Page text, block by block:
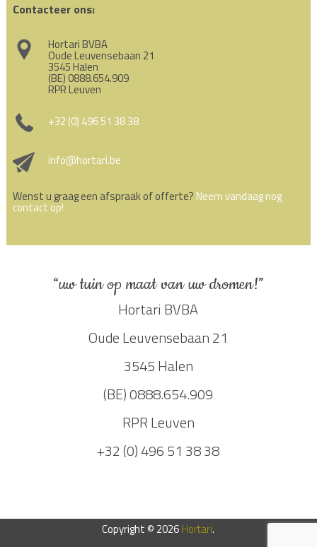
Contacteer ons:
Hortari BVBA
Oude Leuvensebaan 21
3545 Halen
(BE) 0888.654.909
RPR Leuven
+32 (0) 496 51 38 38
info@hortari.be
Wenst u graag een afspraak of offerte? Neem vandaag nog
contact op!
“uw tuin op maat van uw dromen!”
Hortari BVBA
Oude Leuvensebaan 21
3545 Halen
(BE) 0888.654.909
RPR Leuven
+32 (0) 496 51 38 38
Copyright © 2026Hortari.